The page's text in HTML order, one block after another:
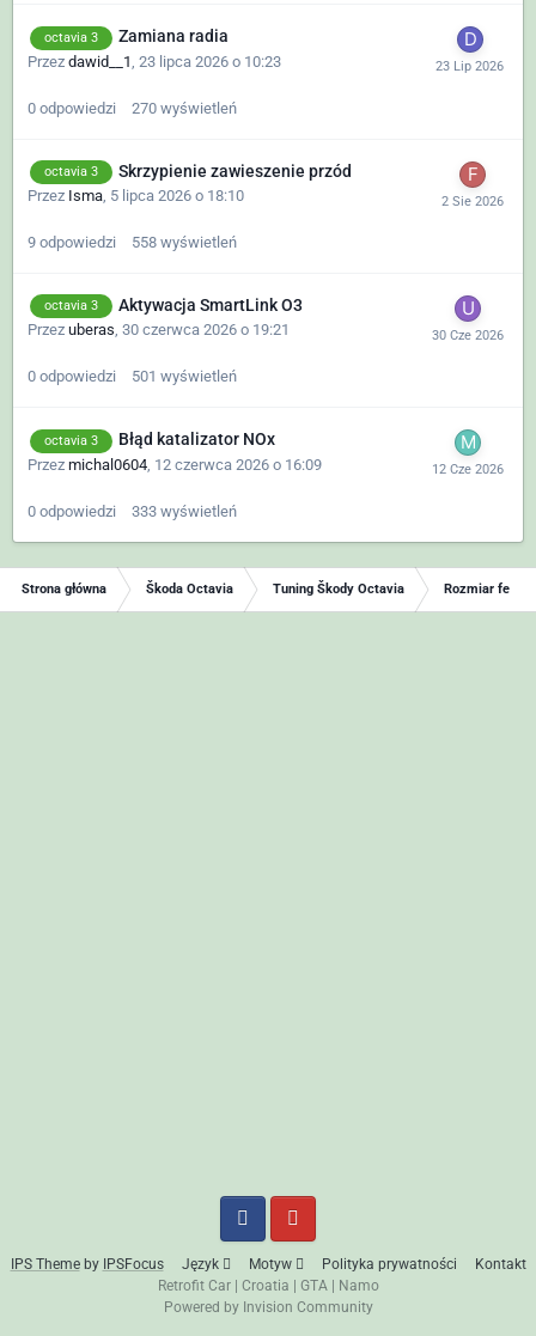
octavia 3 Zamiana radia
Przez dawid__1 23 lipca 2026 o 10:23
0 odpowiedzi 270 wyświetleń
octavia 3 Skrzypienie zawieszenie przód
Przez Isma, 5 lipca 2026 o 18:10
9 odpowiedzi 558 wyświetleń
octavia 3 Aktywacja SmartLink O3
Przez uberas, 30 czerwca 2026 o 19:21
0 odpowiedzi 501 wyświetleń
octavia 3 Błąd katalizator NOx
Przez michal0604 12 czerwca 2026 o 16:09
0 odpowiedzi 333 wyświetleń
Strona główna Škoda Octavia Tuning Škody Octavia Rozmiar felg i
IPS Themeby IPSFocus Język Motyw Polityka prywatności
Kontakt
Retrofit Car| Croatia | GTA| Namo
Powered by Invision Community